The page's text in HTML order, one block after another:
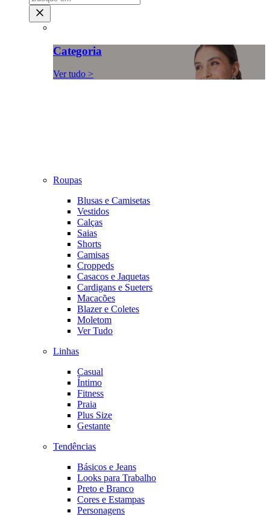
Categoria
Ver tudo >
Roupas
Blusas e Camisetas
Vestidos
Calças
Saias
Shorts
Camisas
Croppeds
Casacos e Jaquetas
Cardigans e Sueters
Macacões
Blazer e Coletes
Moletom
Ver Tudo
Linhas
Casual
Íntimo
Fitness
Praia
Plus Size
Gestante
Tendências
Básicos e Jeans
Looks para Trabalho
Preto e Branco
Cores e Estampas
Personagens